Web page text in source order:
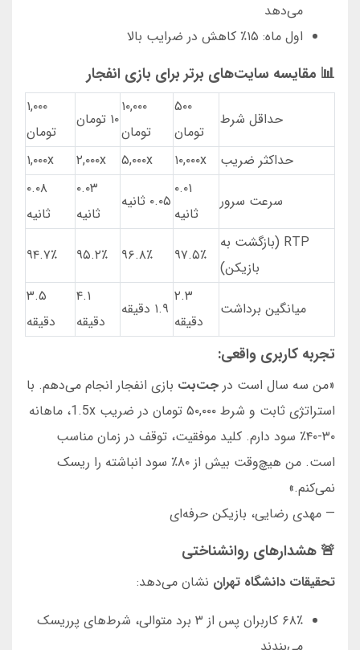
می‌دهد
اول ماه: ۱۵٪ کاهش در ضرایب بالا
📊 مقایسه سایت‌های برتر برای بازی انفجار
حداقل شرط
۵۰۰
تومان
۱۰,۰۰۰
تومان
۱۰ تومان
۱,۰۰۰
تومان
حداکثر ضریب
۱۰,۰۰۰x ۵,۰۰۰x ۲,۰۰۰x ۱,۰۰۰x
سرعت سرور
۰.۰۱
ثانیه
۰.۰۵ ثانیه
۰.۰۳
ثانیه
۰.۰۸
ثانیه
RTP (بازگشت به
بازیکن)
۹۷.۵٪ ۹۶.۸٪ ۹۵.۲٪ ۹۴.۷٪
میانگین برداشت
۲.۳
دقیقه
۱.۹ دقیقه
۴.۱
دقیقه
۳.۵
دقیقه
تجربه کاربری واقعی:
«من سه سال است در جت‌بت بازی انفجار انجام می‌دهم. با
استراتژی ثابت و شرط ۵۰,۰۰۰ تومان در ضریب 1.5x، ماهانه
۳۰-۴۰٪ سود دارم. کلید موفقیت، توقف در زمان مناسب
است. من هیچ‌وقت بیش از ۸۰٪ سود انباشته را ریسک
نمی‌کنم.»
— مهدی رضایی، بازیکن حرفه‌ای
🚨 هشدارهای روانشناختی
تحقیقات دانشگاه تهران نشان می‌دهد:
۶۸٪ کاربران پس از ۳ برد متوالی، شرط‌های پرریسک